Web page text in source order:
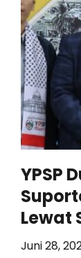
YPSP
Lewat
Juni 28,